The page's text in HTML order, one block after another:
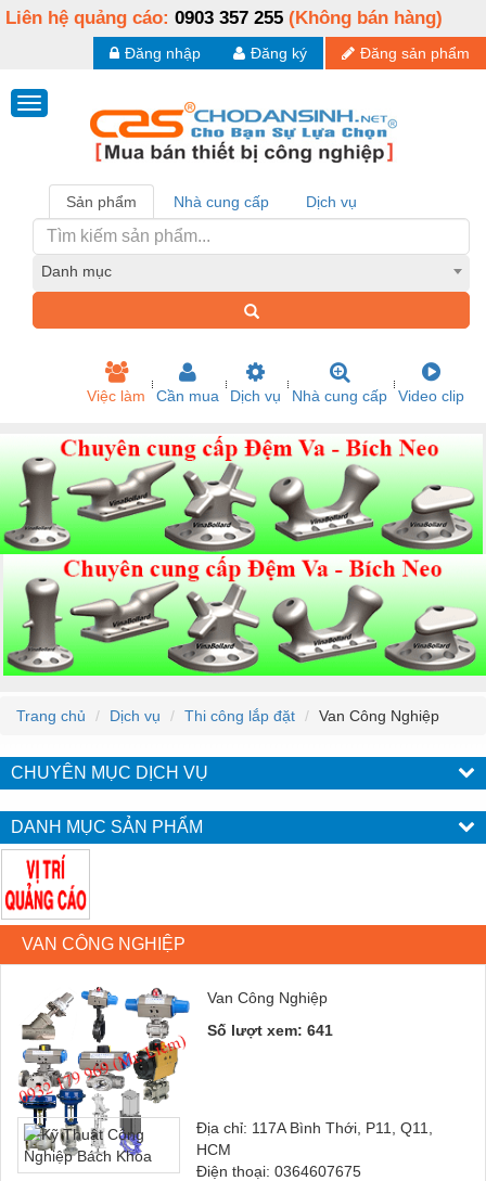
Liên hệ quảng cáo: 0903 357 255 (Không bán hàng)
Đăng sản phẩm
Đăng ký
Đăng nhập
Sản phẩm Nhà cung cấp Dịch vụ
Danh mục
Việc làm Cần mua Dịch vụ Nhà cung cấp Video clip
Trang chủ Dịch vụ Thi công lắp đặt Van Công Nghiệp
CHUYÊN MỤC DỊCH VỤ
DANH MỤC SẢN PHẨM
VAN CÔNG NGHIỆP
Van Công Nghiệp
Số lượt xem: 641
Địa chỉ: 117A Bình Thới, P11, Q11,
HCM
Điện thoại: 0364607675